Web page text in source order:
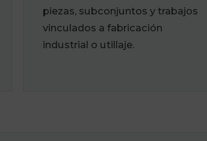
piezas, subconjuntos y trabajos
vinculados a fabricación
industrial o utillaje.